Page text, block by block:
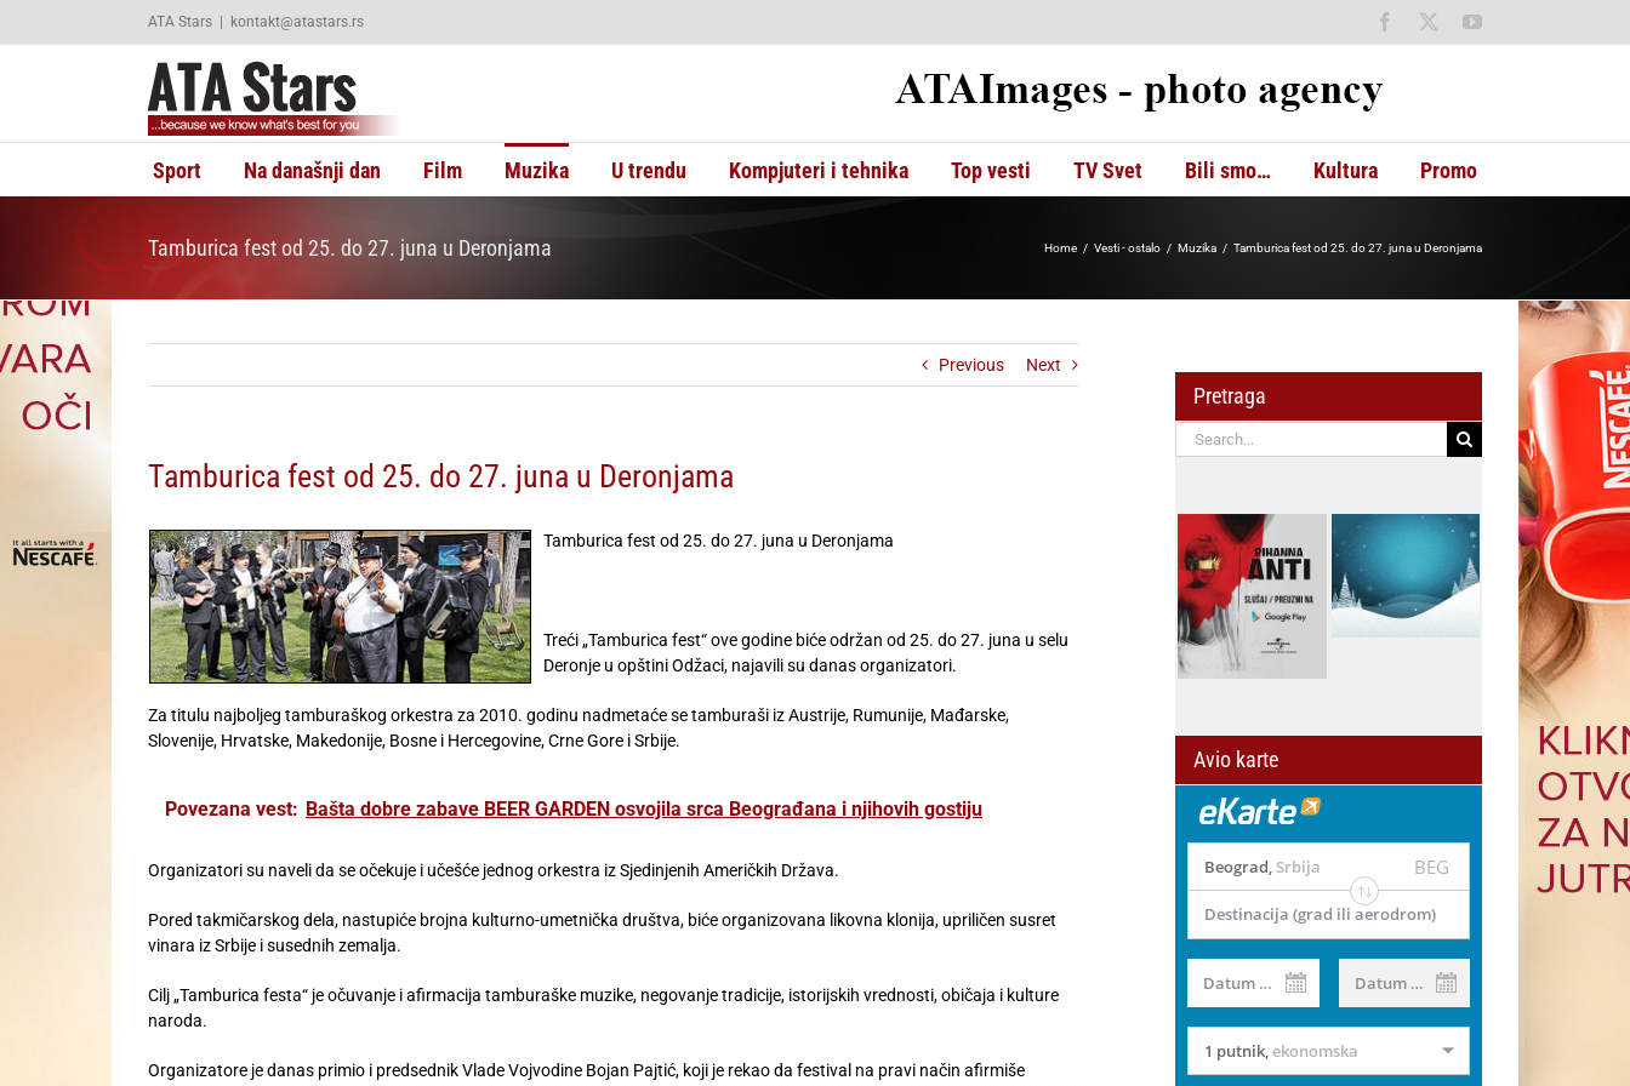
ATA Stars | kontakt@atastars.rs Facebook YouTube
Sport Na današnji dan Film Muzika U trendu Kompjuteri i tehnika Top vesti TV Svet Bili smo… Kultura Promo
Tamburica fest od 25. do 27. juna u Deronjama Home Vesti - ostalo Muzika Tamburica fest od 25. do 27. juna u Deronjama
Previous Next
Tamburica fest od 25. do 27. juna u Deronjama
Tamburica fest od 25. do 27. juna u Deronjama
Treći „Tamburica fest“ ove godine biće održan od 25. do 27. juna u selu
Deronje u opštini Odžaci, najavili su danas organizatori.
Za titulu najboljeg tamburaškog orkestra za 2010. godinu nadmetaće se tamburaši iz Austrije, Rumunije, Mađarske,
Slovenije, Hrvatske, Makedonije, Bosne i Hercegovine, Crne Gore i Srbije.
Povezana vest: Bašta dobre zabave BEER GARDEN osvojila srca Beograđana i njihovih gostiju
Organizatori su naveli da se očekuje i učešće jednog orkestra iz Sjedinjenih Američkih Država.
Pored takmičarskog dela, nastupiće brojna kulturno-umetnička društva, biće organizovana likovna klonija, upriličen susret
vinara iz Srbije i susednih zemalja.
Cilj „Tamburica festa“ je očuvanje i afirmacija tamburaške muzike, negovanje tradicije, istorijskih vrednosti, običaja i kulture
naroda.
Organizatore je danas primio i predsednik Vlade Vojvodine Bojan Pajtić, koji je rekao da festival na pravi način afirmiše
Pretraga
Search
for:
Avio karte
Beograd, Srbija BEG
Destinacija (grad ili aerodrom)
Datum od Datum do
1 putnik,ekonomska